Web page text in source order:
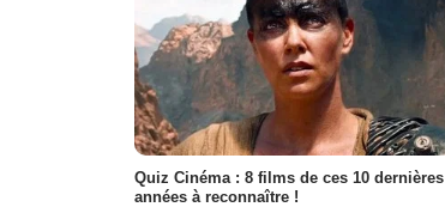
Quiz Cinéma : 8 films de ces 10 dernières
années à reconnaître !